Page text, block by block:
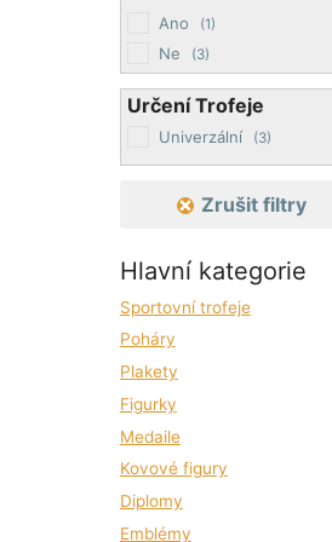
Ano (1)
Ne (3)
Určení Trofeje
Univerzální (3)
Zrušit filtry
Hlavní kategorie
Sportovní trofeje
Poháry
Plakety
Figurky
Medaile
Kovové figury
Diplomy
Emblémy